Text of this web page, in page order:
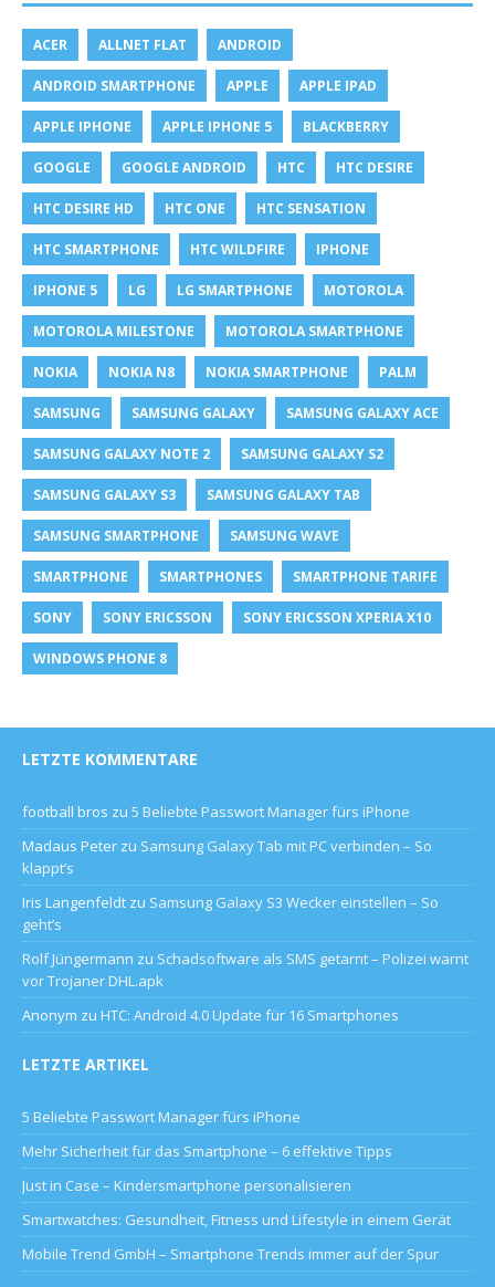
ACER ALLNET FLAT ANDROID
ANDROID SMARTPHONE APPLE APPLE IPAD
APPLE IPHONE APPLE IPHONE 5 BLACKBERRY
GOOGLE GOOGLE ANDROID HTC HTC DESIRE
HTC DESIRE HD HTC ONE HTC SENSATION
HTC SMARTPHONE HTC WILDFIRE IPHONE
IPHONE 5 LG LG SMARTPHONE MOTOROLA
MOTOROLA MILESTONE MOTOROLA SMARTPHONE
NOKIA NOKIA N8 NOKIA SMARTPHONE PALM
SAMSUNG SAMSUNG GALAXY SAMSUNG GALAXY ACE
SAMSUNG GALAXY NOTE 2 SAMSUNG GALAXY S2
SAMSUNG GALAXY S3 SAMSUNG GALAXY TAB
SAMSUNG SMARTPHONE SAMSUNG WAVE
SMARTPHONE SMARTPHONES SMARTPHONE TARIFE
SONY SONY ERICSSON SONY ERICSSON XPERIA X10
WINDOWS PHONE 8
LETZTE KOMMENTARE
football bros zu 5 Beliebte Passwort Manager fürs iPhone
Madaus Peter zu Samsung Galaxy Tab mit PC verbinden – So
klappt’s
Iris Langenfeldt zu Samsung Galaxy S3 Wecker einstellen – So
geht’s
Rolf Jüngermann zu Schadsoftware als SMS getarnt – Polizei warnt
vor Trojaner DHL.apk
Anonym zu HTC: Android 4.0 Update für 16 Smartphones
LETZTE ARTIKEL
5 Beliebte Passwort Manager fürs iPhone
Mehr Sicherheit für das Smartphone – 6 effektive Tipps
Just in Case – Kindersmartphone personalisieren
Smartwatches: Gesundheit, Fitness und Lifestyle in einem Gerät
Mobile Trend GmbH – Smartphone Trends immer auf der Spur